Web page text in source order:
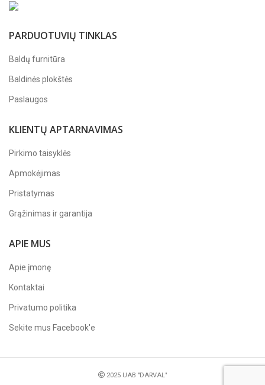
PARDUOTUVIŲ TINKLAS
Baldų furnitūra
Baldinės plokštės
Paslaugos
KLIENTŲ APTARNAVIMAS
Pirkimo taisyklės
Apmokėjimas
Pristatymas
Grąžinimas ir garantija
APIE MUS
Apie įmonę
Kontaktai
Privatumo politika
Sekite mus Facebook'e
2025 UAB "DARVAL"